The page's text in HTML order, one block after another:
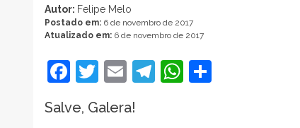
Autor: Felipe Melo
Postado em: 6 de novembro de 2017
Atualizado em: 6 de novembro de 2017
Facebook
Twitter
EmailTelegram
WhatsApp
Salve, Galera!